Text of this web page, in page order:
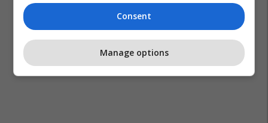
Consent
Manage options